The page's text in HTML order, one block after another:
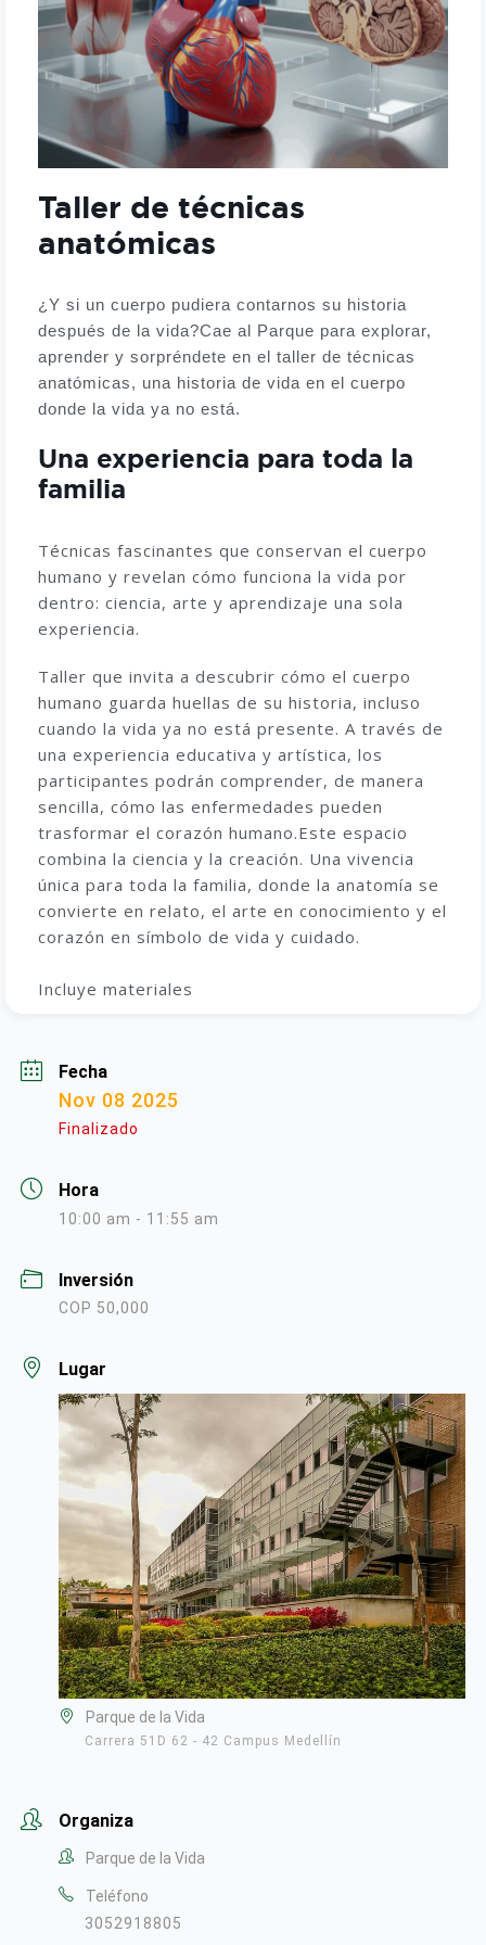
Taller de técnicas
anatómicas
¿Y si un cuerpo pudiera contarnos su historia
después de la vida?Cae al Parque para explorar,
aprender y sorpréndete en el taller de técnicas
anatómicas, una historia de vida en el cuerpo
donde la vida ya no está.
Una experiencia para toda la
familia
Técnicas fascinantes que conservan el cuerpo
humano y revelan cómo funciona la vida por
dentro: ciencia, arte y aprendizaje una sola
experiencia.
Taller que invita a descubrir cómo el cuerpo
humano guarda huellas de su historia, incluso
cuando la vida ya no está presente. A través de
una experiencia educativa y artística, los
participantes podrán comprender, de manera
sencilla, cómo las enfermedades pueden
trasformar el corazón humano.Este espacio
combina la ciencia y la creación. Una vivencia
única para toda la familia, donde la anatomía se
convierte en relato, el arte en conocimiento y el
corazón en símbolo de vida y cuidado.
Incluye materiales
Fecha
Nov 08 2025
Finalizado
Hora
10:00 am - 11:55 am
Inversión
COP 50,000
Lugar
Parque de la Vida
Carrera 51D 62 - 42 Campus Medellín
Organiza
Parque de la Vida
Teléfono
3052918805